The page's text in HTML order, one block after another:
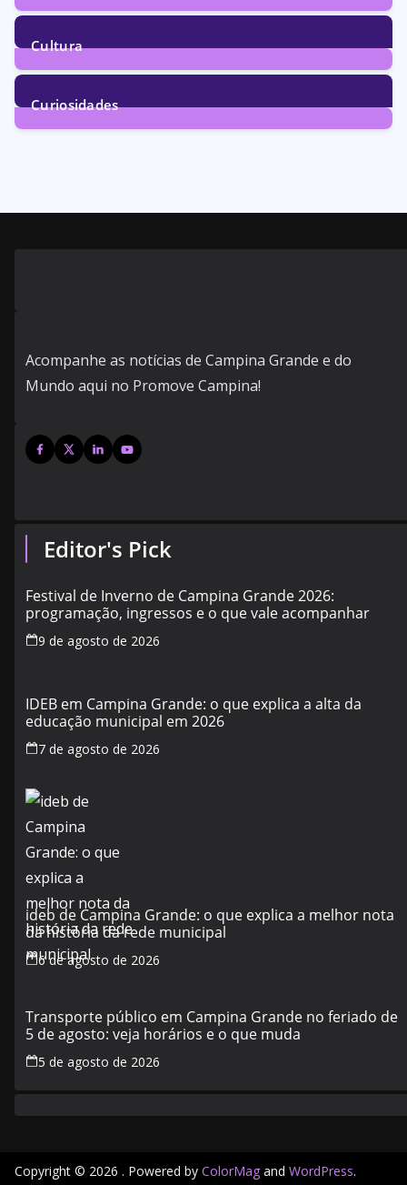
160Posts
Cultura
246Posts
Curiosidades
Acompanhe as notícias de Campina Grande e do
Mundo aqui no Promove Campina!
Editor's Pick
Festival de Inverno de Campina Grande 2026:
programação, ingressos e o que vale acompanhar
9 de agosto de 2026
IDEB em Campina Grande: o que explica a alta da
educação municipal em 2026
7 de agosto de 2026
ideb de Campina Grande: o que explica a melhor nota
da história da rede municipal
6 de agosto de 2026
Transporte público em Campina Grande no feriado de
5 de agosto: veja horários e o que muda
5 de agosto de 2026
Copyright © 2026 . Powered by ColorMag and WordPress.